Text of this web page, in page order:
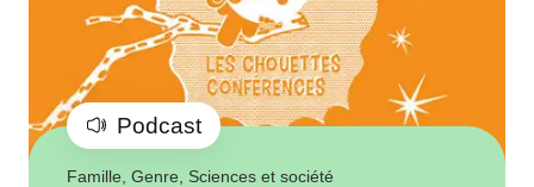
Famille, Genre, Sciences et société
Podcast